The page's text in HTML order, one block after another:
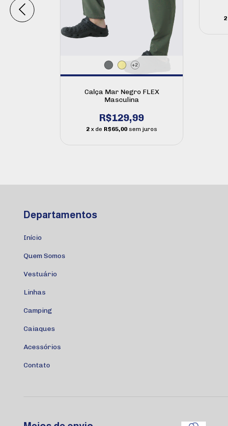
+2
Calça Mar Negro FLEX
Masculina
R$129,99
2 x de R$65,00 sem juros
2
Departamentos
Início
Quem Somos
Vestuário
Linhas
Camping
Caiaques
Acessórios
Contato